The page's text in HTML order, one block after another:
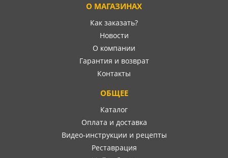
О МАГАЗИНАХ
Как заказать?
Новости
О компании
Гарантия и возврат
Контакты
ОБЩЕЕ
Каталог
Оплата и доставка
Видео-инструкции и рецепты
Реставрация